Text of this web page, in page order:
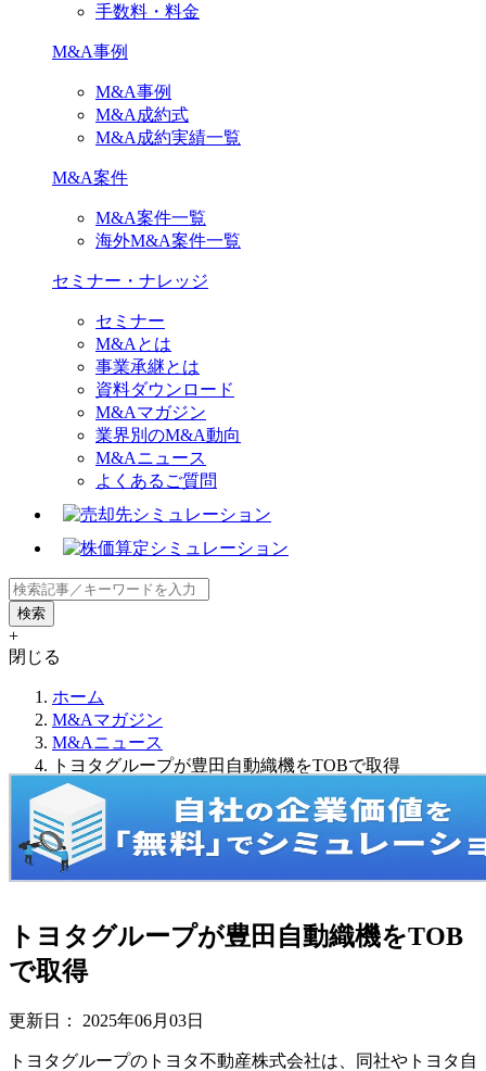
手数料・料金
M&A事例
M&A事例
M&A成約式
M&A成約実績一覧
M&A案件
M&A案件一覧
海外M&A案件一覧
セミナー・ナレッジ
セミナー
M&Aとは
事業承継とは
資料ダウンロード
M&Aマガジン
業界別のM&A動向
M&Aニュース
よくあるご質問
+
閉じる
ホーム
M&Aマガジン
M&Aニュース
トヨタグループが豊田自動織機をTOBで取得
トヨタグループが豊田自動織機をTOB
で取得
更新日： 2025年06月03日
トヨタグループのトヨタ不動産株式会社は、同社やトヨタ自